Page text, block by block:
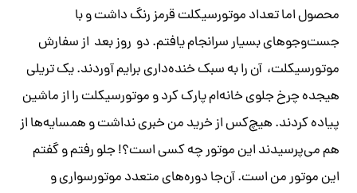
محصول اما تعداد موتورسیکلت قرمز رنگ داشت و با
جست‌وجو‌های بسیار سرانجام یافتم. دو روز بعد از سفارش
موتورسیکلت، آن را به سبک خنده‌داری برایم آوردند. یک تریلی
هیجده چرخ جلوی خانه‌ام پارک کرد و موتورسیکلت را از ماشین
پیاده کردند. هیچ‌کس از خرید من خبری نداشت و همسایه‌ها از
هم می‌پرسیدند این موتور چه کسی است؟! جلو رفتم و گفتم
این موتور من است. آن‌جا دوره‌های متعدد موتورسواری و